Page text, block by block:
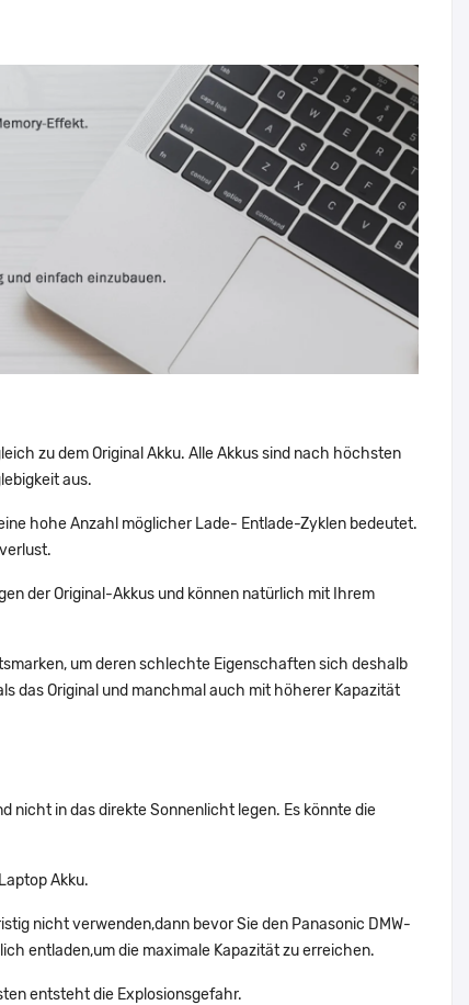
zu dem Original Akku. Alle Akkus sind nach höchsten
aus.
hohe Anzahl möglicher Lade- Entlade-Zyklen bedeutet.
der Original-Akkus und können natürlich mit Ihrem
um deren schlechte Eigenschaften sich deshalb
das Original und manchmal auch mit höherer Kapazität
nicht in das direkte Sonnenlicht legen. Es könnte die
Akku.
nicht verwenden,dann bevor Sie den Panasonic DMW-
entladen,um die maximale Kapazität zu erreichen.
entsteht die Explosionsgefahr.